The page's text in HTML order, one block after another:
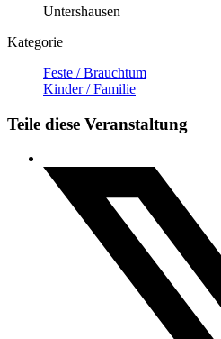
Untershausen
Kategorie
Feste / Brauchtum
Kinder / Familie
Teile diese Veranstaltung